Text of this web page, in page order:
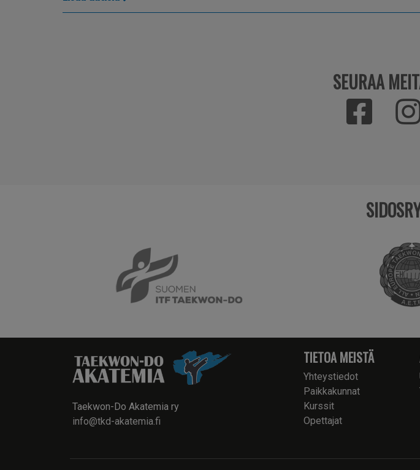
SEURAA
Taekwon-Do Akatemia ry
info@tkd-akatemia.fi
TIETOA MEISTÄ
Yhteystiedot
Paikkakunnat
Kurssit
Opettajat